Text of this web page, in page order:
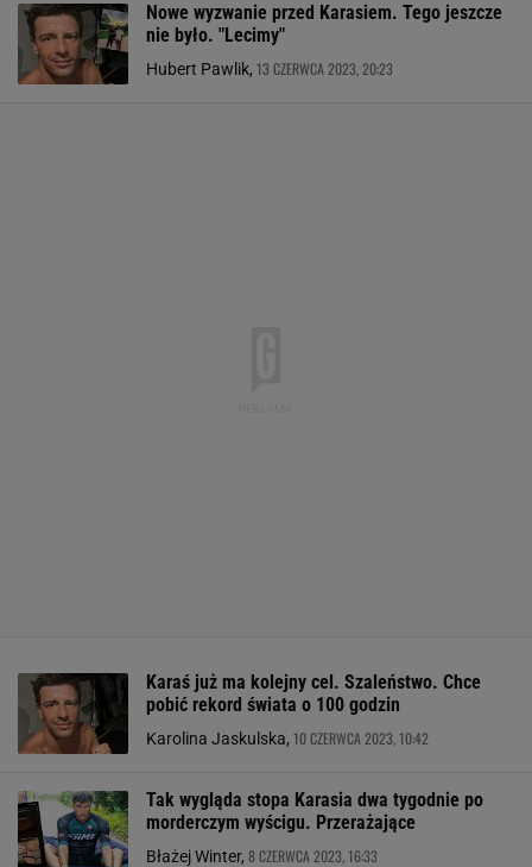
Nowe wyzwanie przed Karasiem. Tego jeszcze
nie było. "Lecimy"
Hubert Pawlik, 13 CZERWCA 2023, 20:23
Karaś już ma kolejny cel. Szaleństwo. Chce
pobić rekord świata o 100 godzin
Karolina Jaskulska, 10 CZERWCA 2023, 10:42
Tak wygląda stopa Karasia dwa tygodnie po
morderczym wyścigu. Przerażające
Błażej Winter, 8 CZERWCA 2023, 16:33